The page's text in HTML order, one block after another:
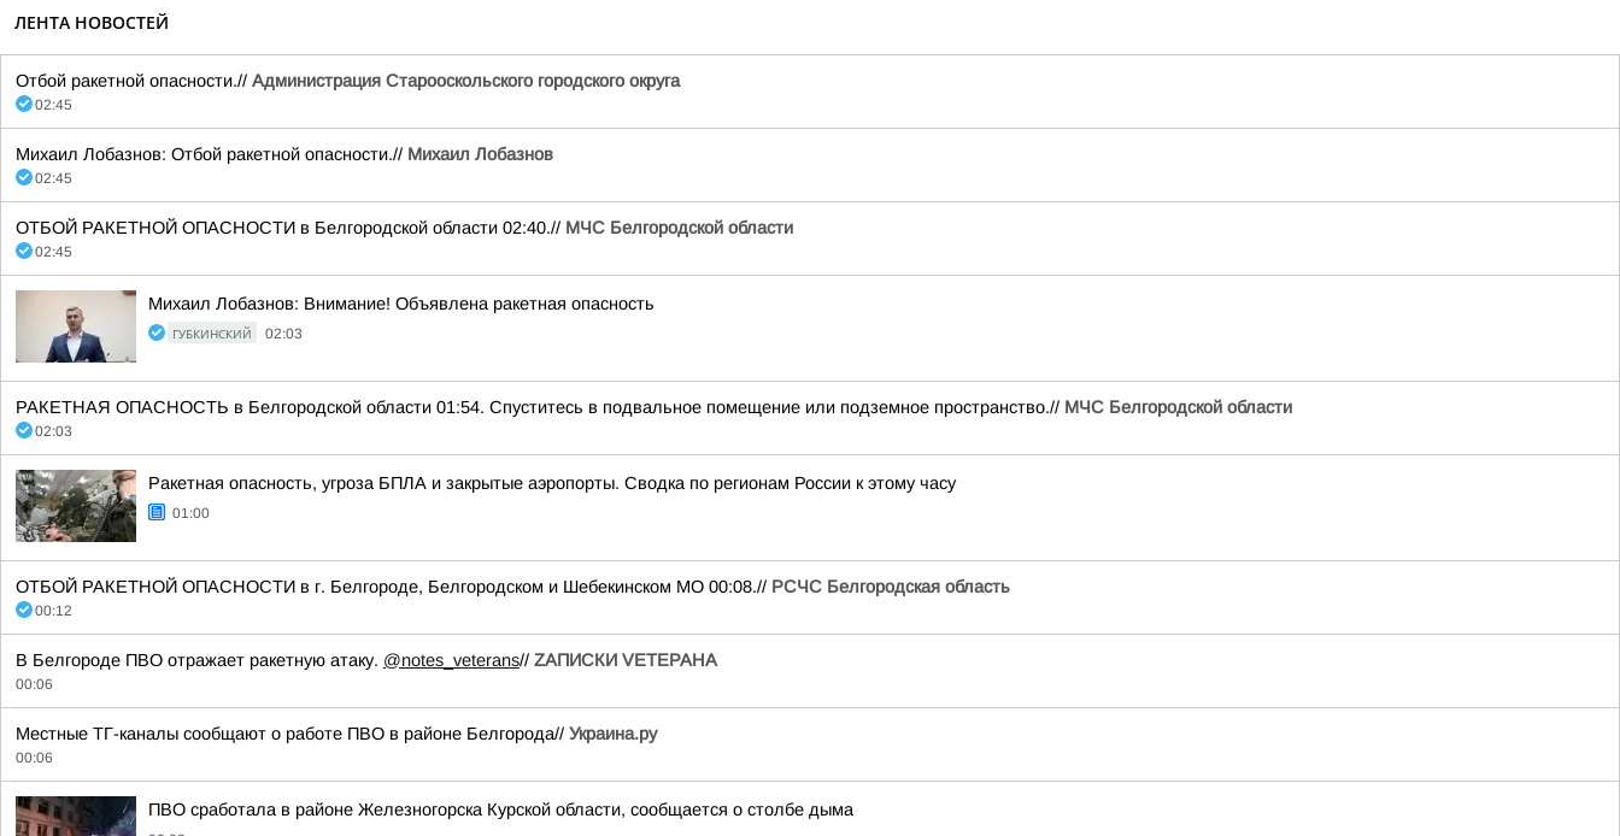
ЛЕНТА НОВОСТЕЙ
Отбой ракетной опасности.// Администрация Старооскольского городского округа
02:45
Михаил Лобазнов: Отбой ракетной опасности.// Михаил Лобазнов
02:45
ОТБОЙ РАКЕТНОЙ ОПАСНОСТИ в Белгородской области 02:40.// МЧС Белгородской области
02:45
Михаил Лобазнов: Внимание! Объявлена ракетная опасность
ГУБКИНСКИЙ 02:03
РАКЕТНАЯ ОПАСНОСТЬ в Белгородской области 01:54. Спуститесь в подвальное помещение или подземное пространство.// МЧС Белгородской области
02:03
Ракетная опасность, угроза БПЛА и закрытые аэропорты. Сводка по регионам России к этому часу
01:00
ОТБОЙ РАКЕТНОЙ ОПАСНОСТИ в г. Белгороде, Белгородском и Шебекинском МО 00:08.// РСЧС Белгородская область
00:12
В Белгороде ПВО отражает ракетную атаку. @notes_veterans// ZАПИСКИ VЕТЕРАНА
00:06
Местные ТГ-каналы сообщают о работе ПВО в районе Белгорода// Украина.ру
00:06
ПВО сработала в районе Железногорска Курской области, сообщается о столбе дыма